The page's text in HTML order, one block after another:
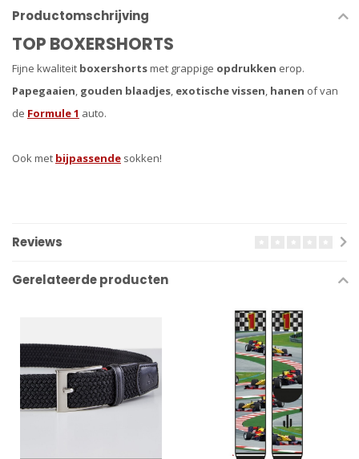
Productomschrijving
TOP BOXERSHORTS
Fijne kwaliteit boxershortsmet grappige opdrukken erop.
Papegaaien, gouden blaadjes, exotische vissen, hanen of van
de Formule 1 auto.
Ook met bijpassende sokken!
Reviews
Gerelateerde producten